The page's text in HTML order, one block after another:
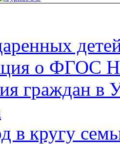
о ФГОС
граждан в
в кругу